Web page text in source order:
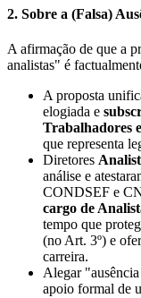
2. Sobre a (Falsa)
A afirmação de que a
analistas" é
A proposta
elogiada e
Trabalhadores
que representa
Diretores
análise e
CONDSEF e
cargo de
tempo que
(no Art. 3º) e
carreira.
Alegar
apoio formal de